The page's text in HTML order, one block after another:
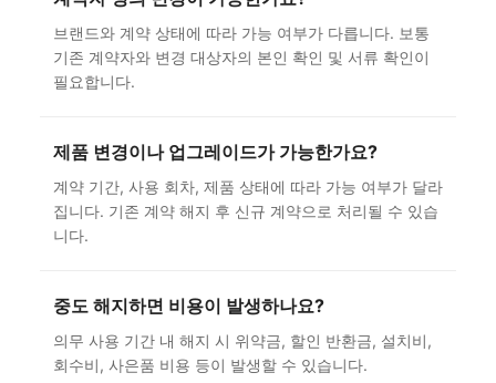
브랜드와 계약 상태에 따라 가능 여부가 다릅니다. 보통
기존 계약자와 변경 대상자의 본인 확인 및 서류 확인이
필요합니다.
제품 변경이나 업그레이드가 가능한가요?
계약 기간, 사용 회차, 제품 상태에 따라 가능 여부가 달라
집니다. 기존 계약 해지 후 신규 계약으로 처리될 수 있습
니다.
중도 해지하면 비용이 발생하나요?
의무 사용 기간 내 해지 시 위약금, 할인 반환금, 설치비,
회수비, 사은품 비용 등이 발생할 수 있습니다.